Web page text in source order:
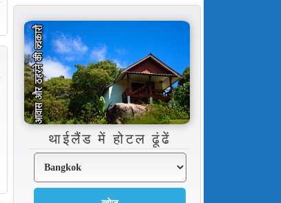
थाईलैंड में होटल ढूंढें